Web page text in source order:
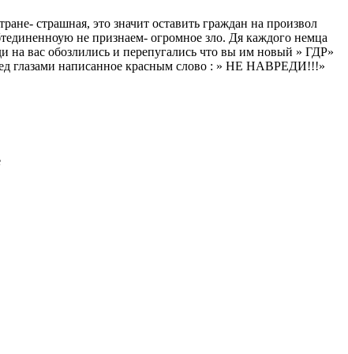
страшная, это значит оставить граждан на произвол
не признаем- огромное зло. Дя каждого немца
на вас обозлились и перепугались что вы им новый » ГДР»
глазами написанное красным слово : » НЕ НАВРЕДИ!!!»